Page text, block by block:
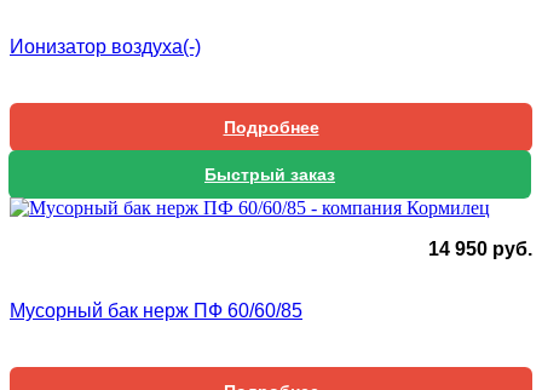
Ионизатор воздуха(-)
Подробнее
Быстрый заказ
14 950 руб.
Мусорный бак нерж ПФ 60/60/85